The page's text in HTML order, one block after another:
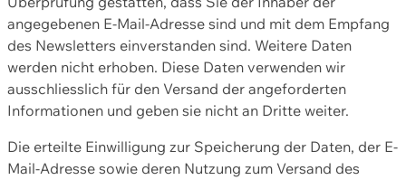
angegebenen E-Mail-Adresse sind und mit dem Empfang
des Newsletters einverstanden sind. Weitere Daten
werden nicht erhoben. Diese Daten verwenden wir
ausschliesslich für den Versand der angeforderten
Informationen und geben sie nicht an Dritte weiter.
Die erteilte Einwilligung zur Speicherung der Daten, der E-
Mail-Adresse sowie deren Nutzung zum Versand des